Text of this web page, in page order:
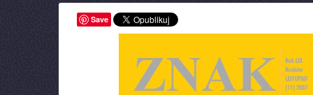
Save